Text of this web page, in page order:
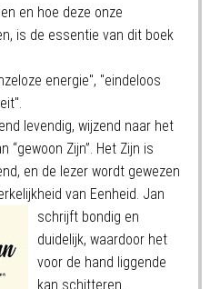
en hoe deze onze
is de essentie van dit boek
energie", "eindeloos
levendig, wijzend naar het
“gewoon Zijn”. Het Zijn is
en de lezer wordt gewezen
van Eenheid. Jan
schrijft bondig en
duidelijk, waardoor het
voor de hand liggende
kan schitteren.